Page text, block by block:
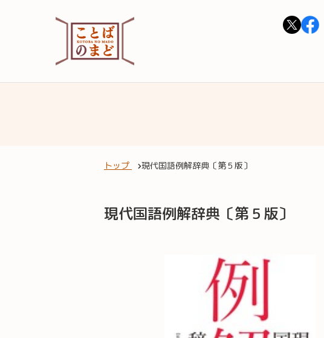
トップ 現代国語例解辞典〔第５版〕
現代国語例解辞典〔第５版〕